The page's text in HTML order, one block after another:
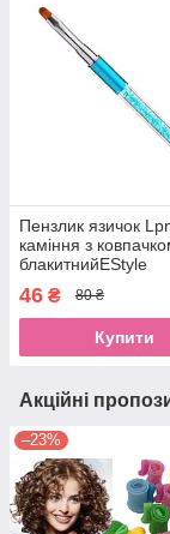
Пензлик язичок
каміння з
блакитнийEStyle
46 ₴ 80 ₴
Купити
Акційні
–23%